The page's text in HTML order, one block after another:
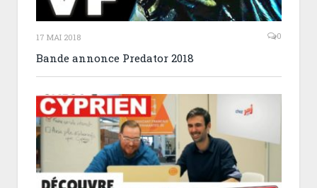
17 MAI 2018 0
Bande annonce Predator 2018